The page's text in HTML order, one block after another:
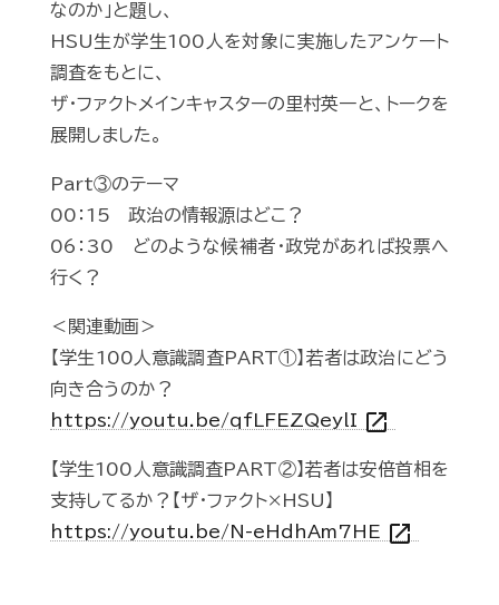
なのか」と題し、
HSU生が学生100人を対象に実施したアンケート
調査をもとに、
ザ・ファクトメインキャスターの里村英一と、トークを
展開しました。
Part③のテーマ
00：15 政治の情報源はどこ？
06：30 どのような候補者・政党があれば投票へ
行く？
＜関連動画＞
【学生100人意識調査PART①】若者は政治にどう
向き合うのか？
https://youtu.be/qfLFEZQeylI open_in_new
【学生100人意識調査PART②】若者は安倍首相を
支持してるか？【ザ・ファクト×HSU】
https://youtu.be/N-eHdhAm7HE open_in_new